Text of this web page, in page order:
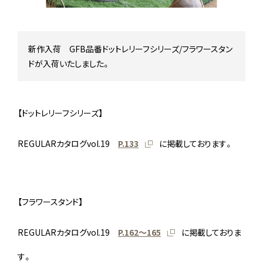
新作入荷 GFB品番ドットレリーフシリーズ/フラワースタン
ドが入荷いたしました。
【ドットレリーフシリーズ】
REGULARカタログvol.19 P.133 に掲載しております。
【フラワースタンド】
REGULARカタログvol.19 P.162〜165 に掲載しておりま
す。